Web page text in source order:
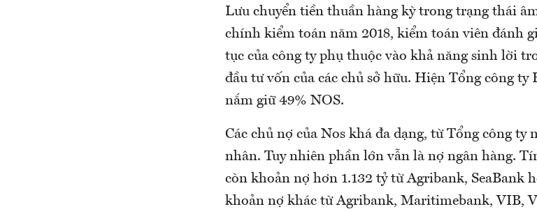
Lưu chuyển tiền thuần hàng kỳ trong trạng thái
chính kiểm toán năm 2018, kiểm toán viên đánh
tục của công ty phụ thuộc vào khả năng sinh lời
đầu tư vốn của các chủ sở hữu. Hiện Tổng công
nắm giữ 49% NOS.
Các chủ nợ của Nos khá đa dạng, từ Tổng công ty
nhân. Tuy nhiên phần lớn vẫn là nợ ngân hàng.
còn khoản nợ hơn 1.132 tỷ từ Agribank, SeaBank
khoản nợ khác từ Agribank, Maritimebank, VIB,